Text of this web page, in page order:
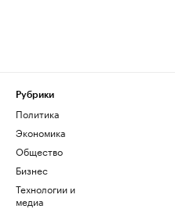
Рубрики
Политика
Экономика
Общество
Бизнес
Технологии и
медиа